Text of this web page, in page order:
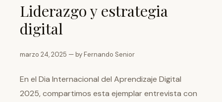
Liderazgo y estrategia
digital
marzo 24, 2025 — by Fernando Senior
En el Dia Internacional del Aprendizaje Digital
2025, compartimos esta ejemplar entrevista con